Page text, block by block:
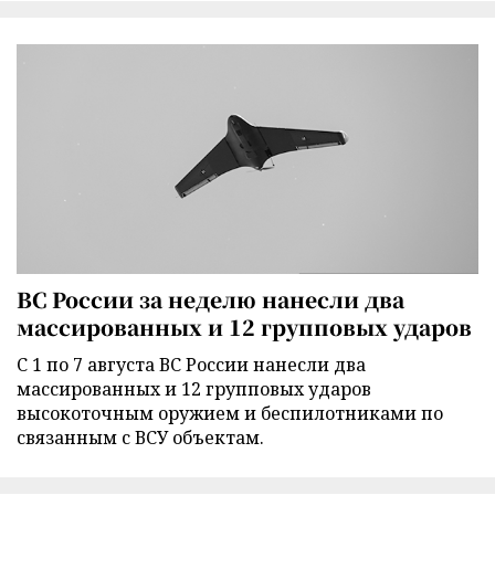
ВС России за неделю нанесли два
массированных и 12 групповых ударов
С 1 по 7 августа ВС России нанесли два
массированных и 12 групповых ударов
высокоточным оружием и беспилотниками по
связанным с ВСУ объектам.